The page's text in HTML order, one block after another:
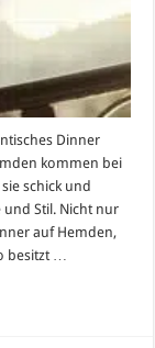
Dinner
kommen bei
schick und
und Stil. Nicht nur
auf Hemden,
besitzt …